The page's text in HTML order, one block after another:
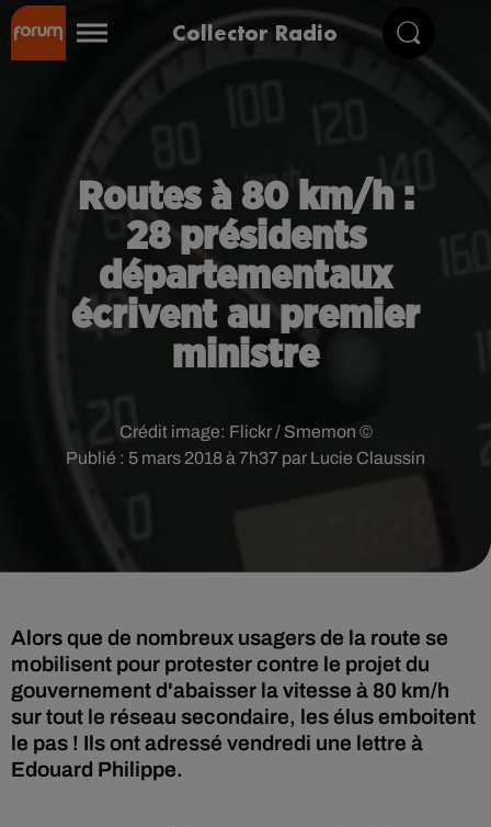
Collector Radio
Routes à 80 km/h :
28 présidents
départementaux
écrivent au premier
ministre
Publié : 5 mars 2018 à 7h37 par Lucie Claussin
Crédit image: Flickr / Smemon ©
Alors que de nombreux usagers de la route se
mobilisent pour protester contre le projet du
gouvernement d'abaisser la vitesse à 80 km/h
sur tout le réseau secondaire, les élus emboitent
le pas ! Ils ont adressé vendredi une lettre à
Edouard Philippe.